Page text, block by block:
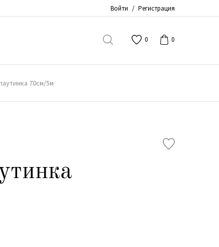
Войти / Регистрация
0 0
70см/5м